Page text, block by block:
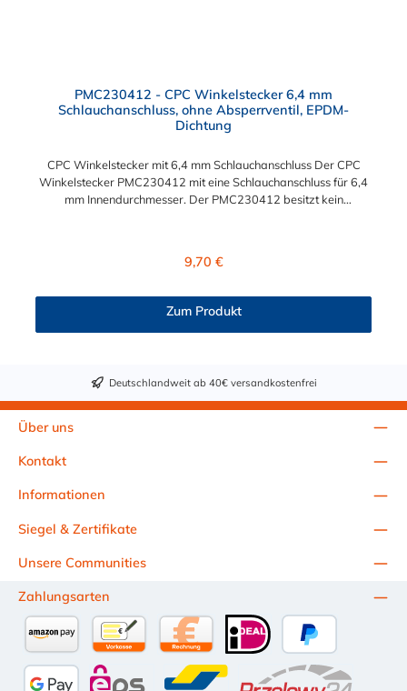
PMC230412 - CPC Winkelstecker 6,4 mm
Schlauchanschluss, ohne Absperrventil, EPDM-
Dichtung
CPC Winkelstecker mit 6,4 mm Schlauchanschluss Der CPC
Winkelstecker PMC230412 mit eine Schlauchanschluss für 6,4
mm Innendurchmesser. Der PMC230412 besitzt kein
Maß von ≈ 7,9 mm. Sie können diesen Winkelstecker mit allen
Regulärer Preis:
9,70 €
Zum Produkt
Deutschlandweit ab 40€ versandkostenfrei
Über uns
Kontakt
Informationen
Unsere Communities
Siegel & Zertifikate
Zahlungsarten
PayPal
Kauf auf Rechnung (10 Tage Netto)
Amazon Pay Vorkasse per Überweisung